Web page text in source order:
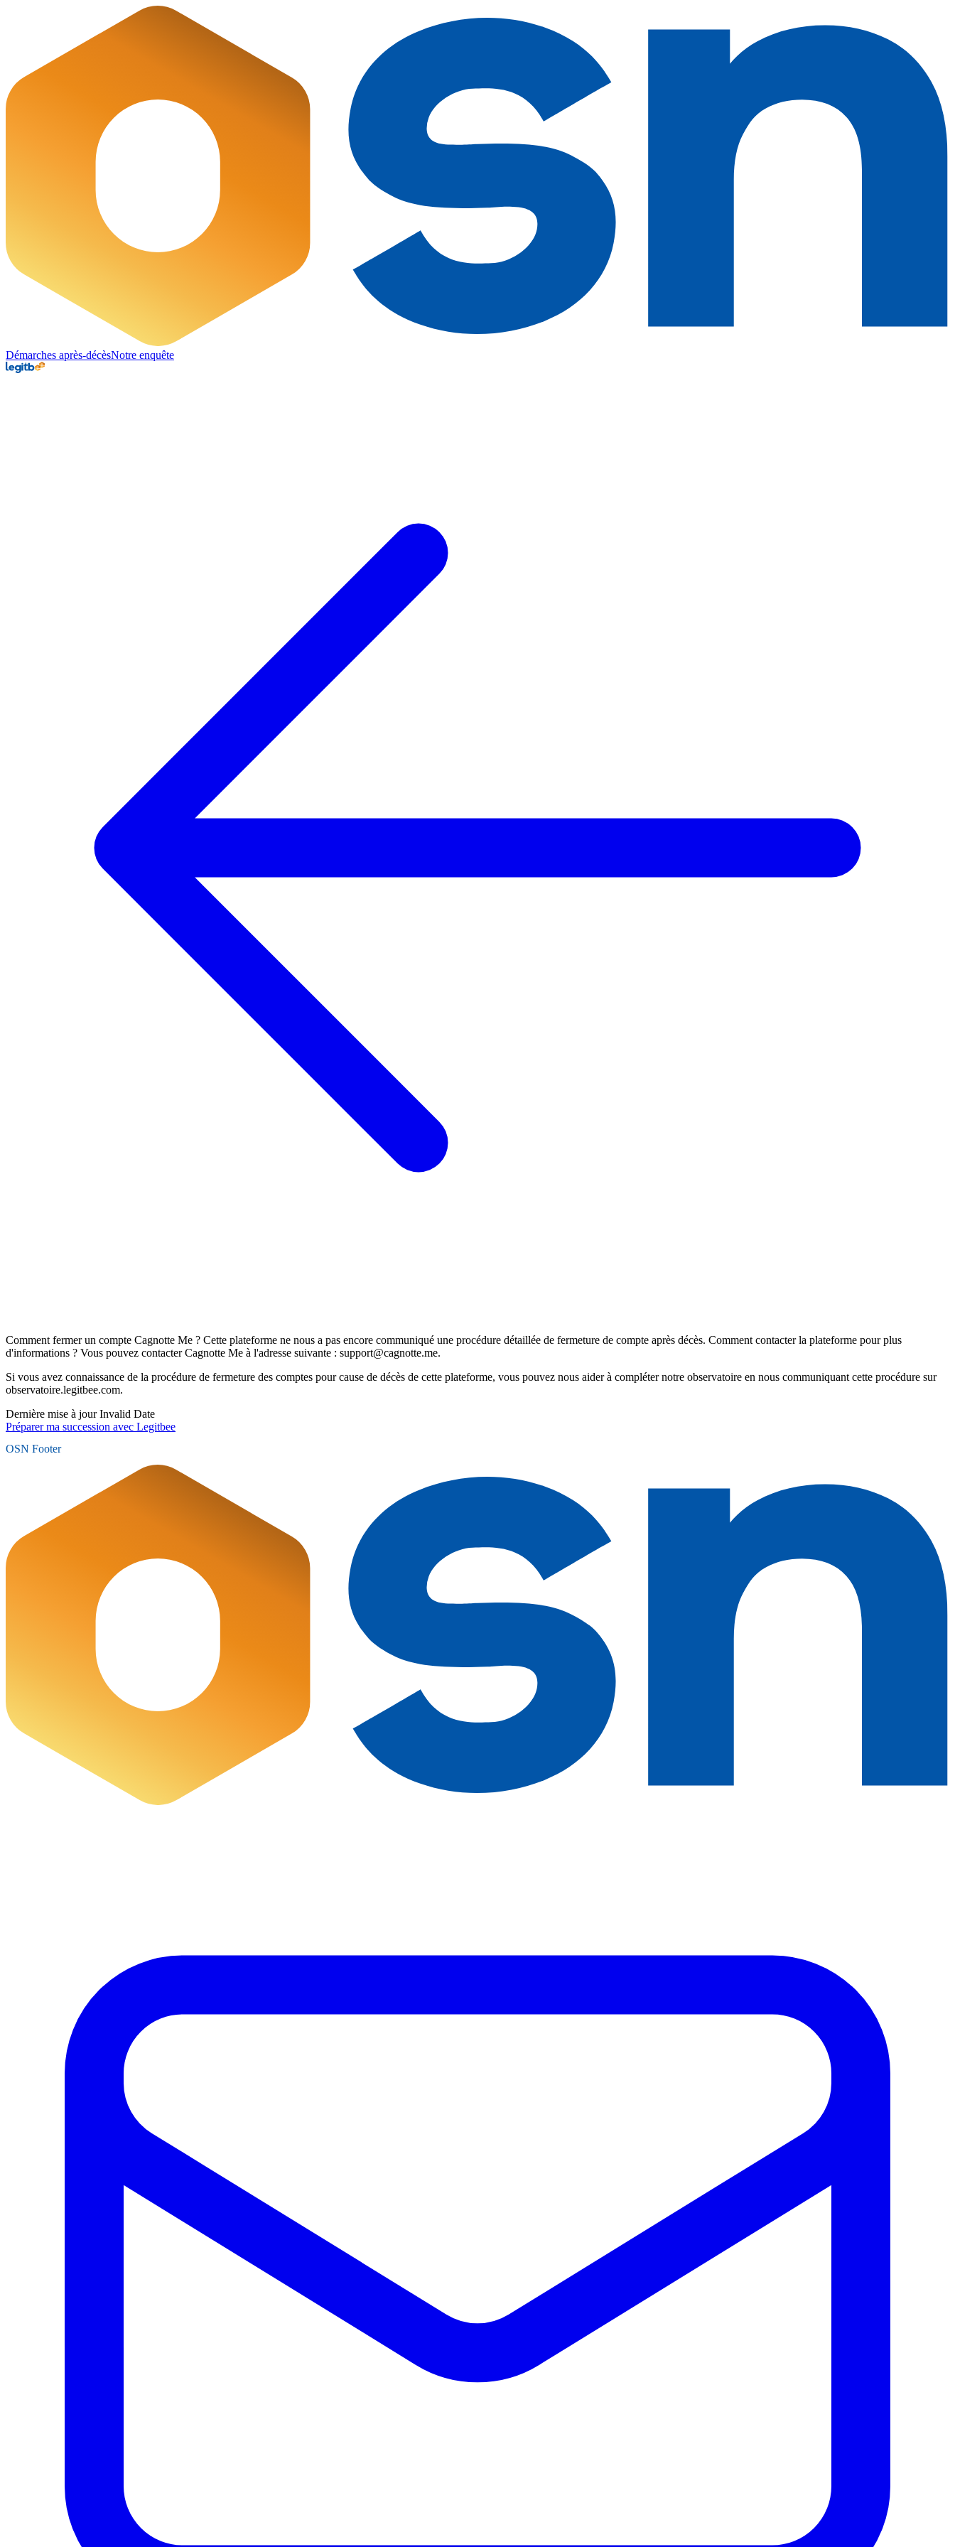
Démarches après-décèsNotre enquête
Comment fermer un compte Cagnotte Me ? Cette plateforme ne nous a pas encore communiqué une procédure détaillée de fermeture de compte après décès. Comment contacter la plateforme pour plus
d'informations ? Vous pouvez contacter Cagnotte Me à l'adresse suivante : support@cagnotte.me.
Si vous avez connaissance de la procédure de fermeture des comptes pour cause de décès de cette plateforme, vous pouvez nous aider à compléter notre observatoire en nous communiquant cette procédure sur
observatoire.legitbee.com.
Dernière mise à jour Invalid Date
Préparer ma succession avec Legitbee
OSN Footer